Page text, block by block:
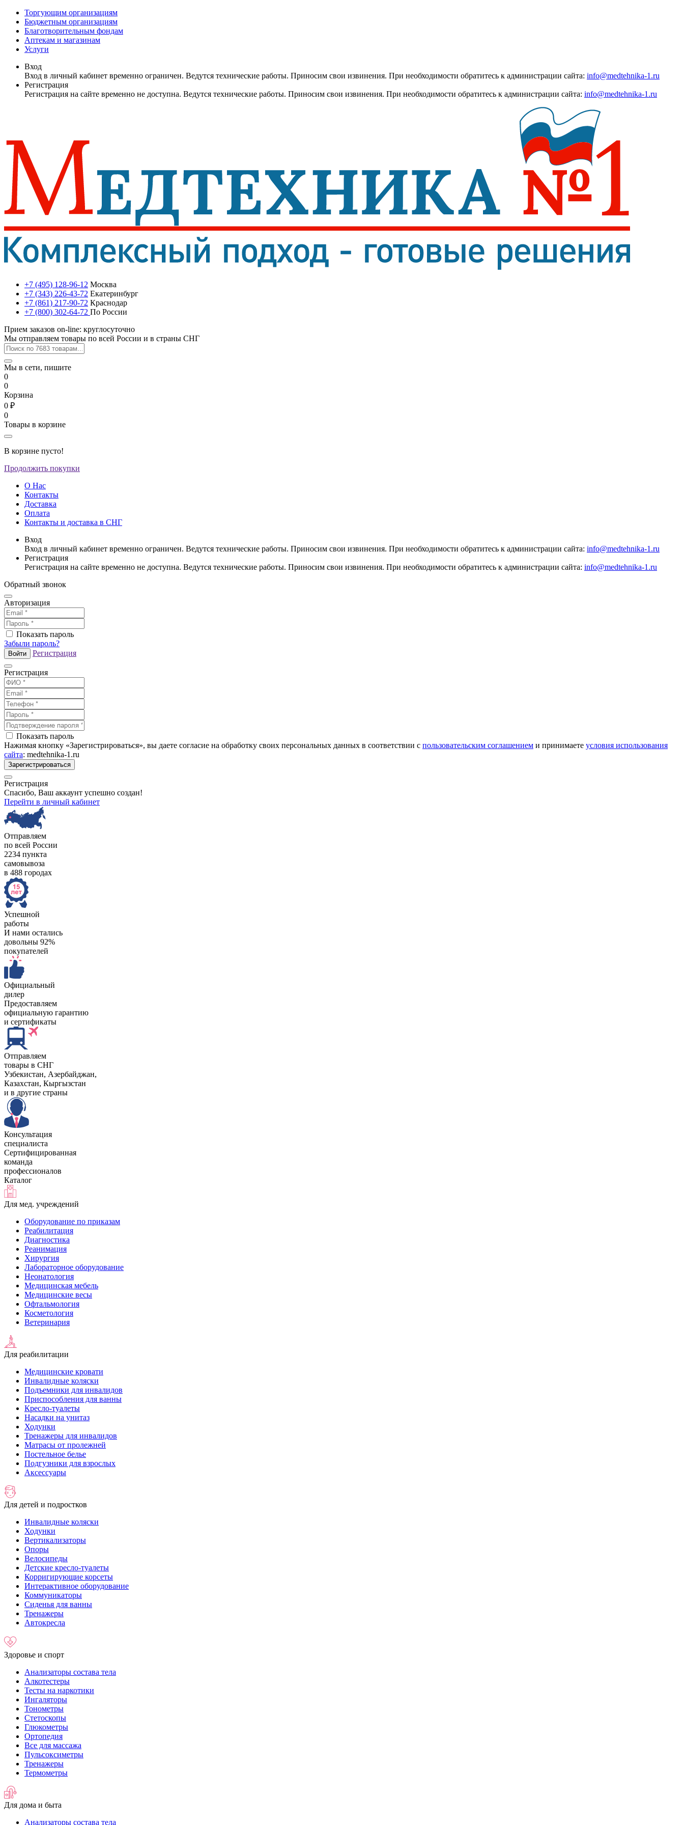
Торгующим организациям
Бюджетным организациям
Благотворительным фондам
Аптекам и магазинам
Услуги
Вход
Вход в личный кабинет временно ограничен. Ведутся технические работы. Приносим свои извинения. При необходимости обратитесь к администрации сайта: info@medtehnika-1.ru
Регистрация
Регистрация на сайте временно не доступна. Ведутся технические работы. Приносим свои извинения. При необходимости обратитесь к администрации сайта: info@medtehnika-1.ru
+7 (495) 128-96-12 Москва
+7 (343) 226-43-72 Екатеринбург
+7 (861) 217-90-72 Краснодар
+7 (800) 302-64-72 По России
Прием заказов on-line: круглосуточно
Мы отправляем товары по всей России и в страны СНГ
Мы в сети, пишите
0
0
Корзина
0 ₽
0
Товары в корзине
В корзине пусто!
Продолжить покупки
О Нас
Контакты
Доставка
Оплата
Контакты и доставка в СНГ
Вход
Вход в личный кабинет временно ограничен. Ведутся технические работы. Приносим свои извинения. При необходимости обратитесь к администрации сайта: info@medtehnika-1.ru
Регистрация
Регистрация на сайте временно не доступна. Ведутся технические работы. Приносим свои извинения. При необходимости обратитесь к администрации сайта: info@medtehnika-1.ru
Обратный звонок
Авторизация
Показать пароль
Забыли пароль?
Войти Регистрация
Регистрация
Показать пароль
Нажимая кнопку «Зарегистрироваться», вы даете согласие на обработку своих персональных данных в соответствии с пользовательским соглашением и принимаете условия использования
сайта: medtehnika-1.ru
Зарегистрироваться
Регистрация
Спасибо, Ваш аккаунт успешно создан!
Перейти в личный кабинет
Отправляем
по всей России
2234 пункта
самовывоза
в 488 городах
Успешной
работы
И нами остались
довольны 92%
покупателей
Официальный
дилер
Предоставляем
официальную гарантию
и сертификаты
Отправляем
товары в СНГ
Узбекистан, Aзербайджан,
Казахстан, Кыргызстан
и в другие страны
Консультация
специалиста
Сертифицированная
команда
профессионалов
Каталог
Для мед. учреждений
Оборудование по приказам
Реабилитация
Диагностика
Реанимация
Хирургия
Лабораторное оборудование
Неонатология
Медицинская мебель
Медицинские весы
Офтальмология
Косметология
Ветеринария
Для реабилитации
Медицинские кровати
Инвалидные коляски
Подъемники для инвалидов
Приспособления для ванны
Кресло-туалеты
Насадки на унитаз
Ходунки
Тренажеры для инвалидов
Матрасы от пролежней
Постельное белье
Подгузники для взрослых
Аксессуары
Для детей и подростков
Инвалидные коляски
Ходунки
Вертикализаторы
Опоры
Велосипеды
Детские кресло-туалеты
Корригирующие корсеты
Интерактивное оборудование
Коммуникаторы
Сиденья для ванны
Тренажеры
Автокресла
Здоровье и спорт
Анализаторы состава тела
Алкотестеры
Тесты на наркотики
Ингаляторы
Тонометры
Стетоскопы
Глюкометры
Ортопедия
Все для массажа
Пульсоксиметры
Тренажеры
Термометры
Для дома и быта
Анализаторы состава тела